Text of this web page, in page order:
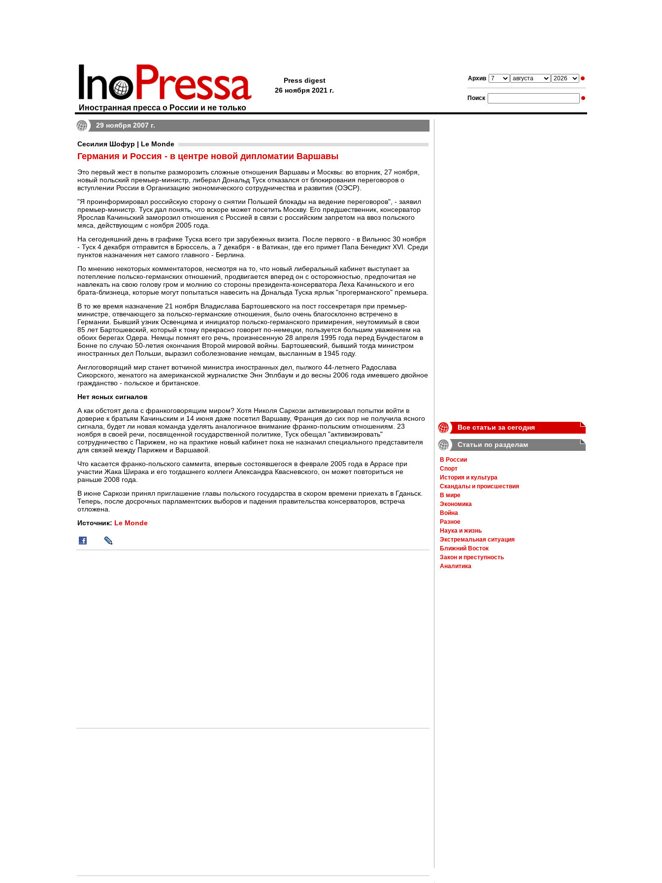
Архив
Поиск
Иностранная пресса о России и не только
Press digest
26 ноября 2021 г.
29 ноября 2007 г.
Сесилия Шофур | Le Monde
Германия и Россия - в центре новой дипломатии Варшавы
Это первый жест в попытке разморозить сложные отношения Варшавы и Москвы: во вторник, 27 ноября,
новый польский премьер-министр, либерал Дональд Туск отказался от блокирования переговоров о
вступлении России в Организацию экономического сотрудничества и развития (ОЭСР).
"Я проинформировал российскую сторону о снятии Польшей блокады на ведение переговоров", - заявил
премьер-министр. Туск дал понять, что вскоре может посетить Москву. Его предшественник, консерватор
Ярослав Качиньский заморозил отношения с Россией в связи с российским запретом на ввоз польского
мяса, действующим с ноября 2005 года.
На сегодняшний день в графике Туска всего три зарубежных визита. После первого - в Вильнюс 30 ноября
- Туск 4 декабря отправится в Брюссель, а 7 декабря - в Ватикан, где его примет Папа Бенедикт XVI. Среди
пунктов назначения нет самого главного - Берлина.
По мнению некоторых комментаторов, несмотря на то, что новый либеральный кабинет выступает за
потепление польско-германских отношений, продвигается вперед он с осторожностью, предпочитая не
навлекать на свою голову гром и молнию со стороны президента-консерватора Леха Качиньского и его
брата-близнеца, которые могут попытаться навесить на Дональда Туска ярлык "прогерманского" премьера.
В то же время назначение 21 ноября Владислава Бартошевского на пост госсекретаря при премьер-
министре, отвечающего за польско-германские отношения, было очень благосклонно встречено в
Германии. Бывший узник Освенцима и инициатор польско-германского примирения, неутомимый в свои
85 лет Бартошевский, который к тому прекрасно говорит по-немецки, пользуется большим уважением на
обоих берегах Одера. Немцы помнят его речь, произнесенную 28 апреля 1995 года перед Бундестагом в
Бонне по случаю 50-летия окончания Второй мировой войны. Бартошевский, бывший тогда министром
иностранных дел Польши, выразил соболезнование немцам, высланным в 1945 году.
Англоговорящий мир станет вотчиной министра иностранных дел, пылкого 44-летнего Радослава
Сикорского, женатого на американской журналистке Энн Эплбаум и до весны 2006 года имевшего двойное
гражданство - польское и британское.
Нет ясных сигналов
А как обстоят дела с франкоговорящим миром? Хотя Николя Саркози активизировал попытки войти в
доверие к братьям Качиньским и 14 июня даже посетил Варшаву, Франция до сих пор не получила ясного
сигнала, будет ли новая команда уделять аналогичное внимание франко-польским отношениям. 23
ноября в своей речи, посвященной государственной политике, Туск обещал "активизировать"
сотрудничество с Парижем, но на практике новый кабинет пока не назначил специального представителя
для связей между Парижем и Варшавой.
Что касается франко-польского саммита, впервые состоявшегося в феврале 2005 года в Аррасе при
участии Жака Ширака и его тогдашнего коллеги Александра Квасневского, он может повториться не
раньше 2008 года.
В июне Саркози принял приглашение главы польского государства в скором времени приехать в Гданьск.
Теперь, после досрочных парламентских выборов и падения правительства консерваторов, встреча
отложена.
Источник: Le Monde
Все статьи за сегодня
Статьи по разделам
В России
Спорт
История и культура
Скандалы и происшествия
В мире
Экономика
Война
Разное
Наука и жизнь
Экстремальная ситуация
Ближний Восток
Закон и преступность
Аналитика